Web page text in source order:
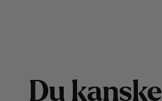
Du kanske